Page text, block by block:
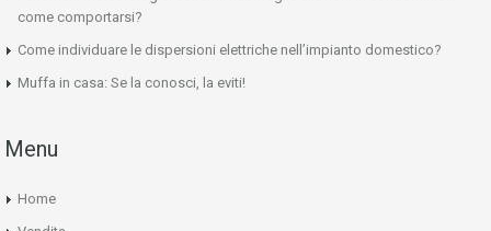
come comportarsi?
Come individuare le dispersioni elettriche nell’impianto domestico?
Muffa in casa: Se la conosci, la eviti!
Menu
Home